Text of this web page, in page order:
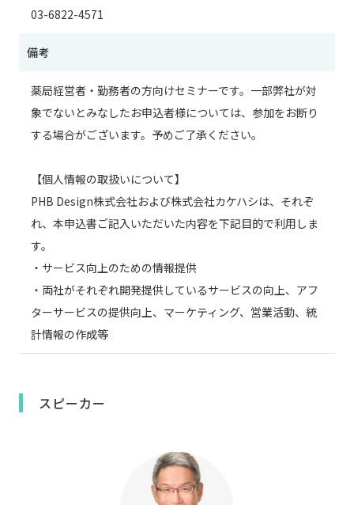
03-6822-4571
備考
薬局経営者・勤務者の方向けセミナーです。一部弊社が対
象でないとみなしたお申込者様については、参加をお断り
する場合がございます。予めご了承ください。
【個人情報の取扱いについて】
PHB Design株式会社および株式会社カケハシは、それぞ
れ、本申込書ご記入いただいた内容を下記目的で利用しま
す。
・サービス向上のための情報提供
・両社がそれぞれ開発提供しているサービスの向上、アフ
ターサービスの提供向上、マーケティング、営業活動、統
計情報の作成等
スピーカー